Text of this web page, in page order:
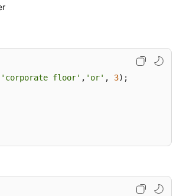
'corporate floor' , 'or' , 3);